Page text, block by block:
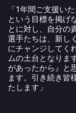
「1年間ご支援い
という目標を掲げ
とに対し、自分の
選手たちは、新し
にチャンジしてく
ムの土台となりま
があったから』と
ます。引き続き皆
たします」